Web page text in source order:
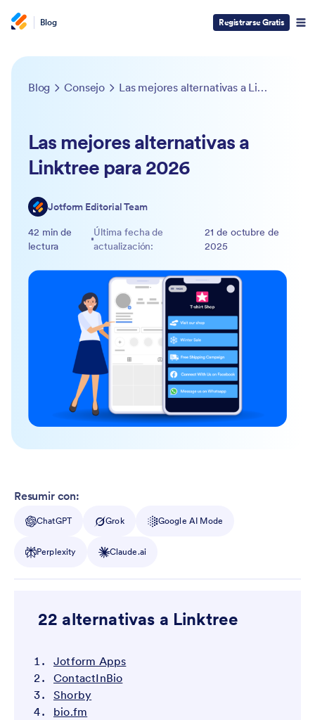
Blog Registrarse Gratis
Blog Consejo Las mejores alternativas a Linktree para 2026
Las mejores alternativas a
Linktree para 2026
Jotform Editorial Team
42 min de
lectura
Última fecha de
actualización:
21 de octubre de
2025
Resumir con:
ChatGPT Grok Google AI Mode
Perplexity Claude.ai
22 alternativas a Linktree
Jotform Apps
ContactInBio
Shorby
bio.fm